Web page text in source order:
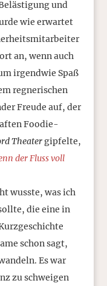
und
wie erwartet
an, wenn auch
irgendwie Spaß
regnerischen
Freude auf, der
Foodie-
Theatergipfelte,
der Fluss voll
wusste, was ich
die eine in
schon sagt,
Es war
zu schweigen